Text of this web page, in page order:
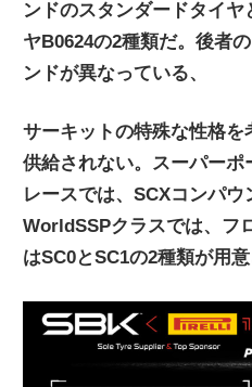
ンドのスタンダードタイ
ヤB0624の2種類だ。後者
ンドが異なっている、
サーキットの特殊な性格
供給されない。スーパーポ
レースでは、SCXコンパウ
WorldSSPクラスでは、フ
はSC0とSC1の2種類が用意